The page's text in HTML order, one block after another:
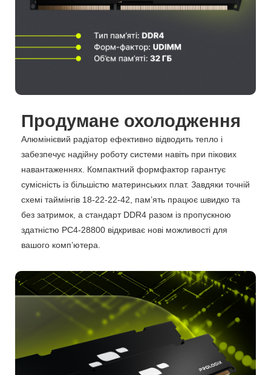
Продумане охолодження
Алюмінієвий радіатор ефективно відводить тепло і
забезпечує надійну роботу системи навіть при пікових
навантаженнях. Компактний формфактор гарантує
сумісність із більшістю материнських плат. Завдяки точній
схемі таймінгів 18-22-22-42, пам’ять працює швидко та
без затримок, а стандарт DDR4 разом із пропускною
здатністю PC4-28800 відкриває нові можливості для
вашого комп’ютера.